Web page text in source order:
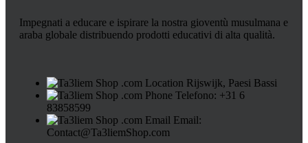
Impegnati a educare e ispirare la nostra gioventù musulmana e
araba globale distribuendo prodotti educativi di alta qualità.
Rijswijk, Paesi Bassi
Telefono: +31 6
83858599
Email:
Contact@Ta3liemShop.com